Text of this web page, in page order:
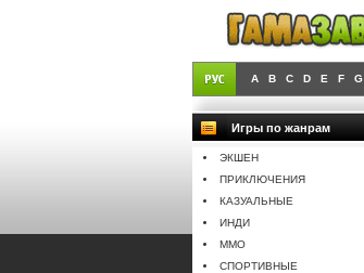
A B C D E F G
Игры по жанрам
ЭКШЕН
ПРИКЛЮЧЕНИЯ
КАЗУАЛЬНЫЕ
ИНДИ
MMO
СПОРТИВНЫЕ